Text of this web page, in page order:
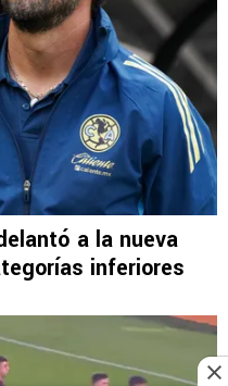
a la nueva
inferiores